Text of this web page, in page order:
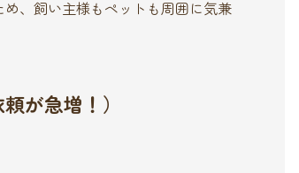
、飼い主様もペットも周囲に気兼
が急増！）